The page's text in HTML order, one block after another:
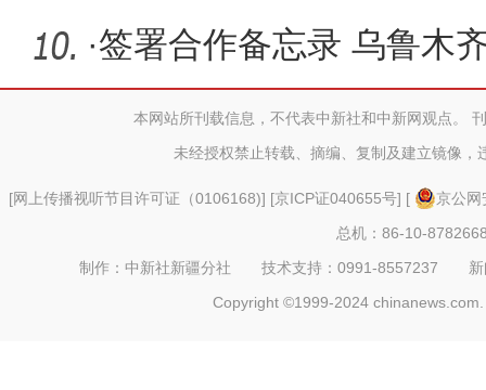
高光
·签署合作备忘录 乌鲁木
斯坦将开
本网站所刊载信息，不代表中新社和中新网观点。
未经授权禁止转载、摘编、复制及建立镜像，
[网上传播视听节目许可证（0106168)] [京ICP证040655号] [
京公
总机：86-10-
制作：中新社新疆分社 技术支持：0991-8557237
Copyright ©1999-2024